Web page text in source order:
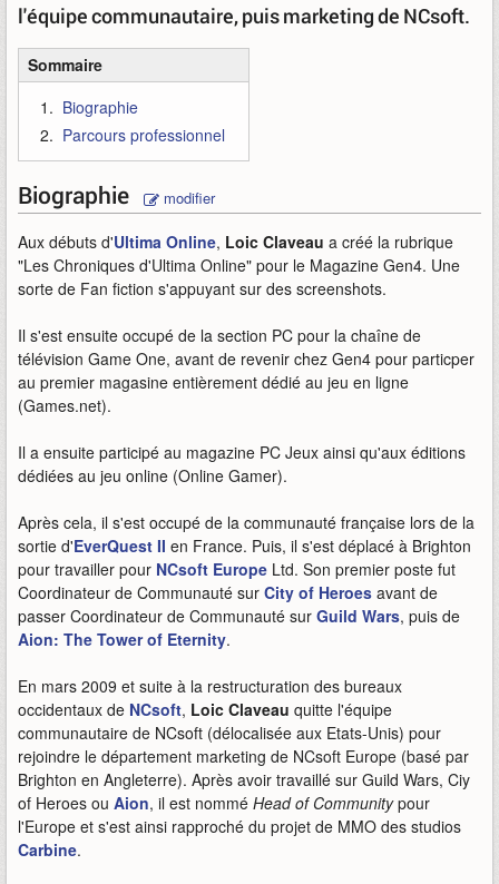
l'équipe communautaire, puis marketing de NCsoft.
Sommaire
Biographie
Parcours professionnel
Biographie modifier
Aux débuts d'Ultima Online, Loic Claveau a créé la rubrique
"Les Chroniques d'Ultima Online" pour le Magazine Gen4. Une
sorte de Fan fiction s'appuyant sur des screenshots.
Il s'est ensuite occupé de la section PC pour la chaîne de
télévision Game One, avant de revenir chez Gen4 pour particper
au premier magasine entièrement dédié au jeu en ligne
(Games.net).
Il a ensuite participé au magazine PC Jeux ainsi qu'aux éditions
dédiées au jeu online (Online Gamer).
Après cela, il s'est occupé de la communauté française lors de la
sortie d'EverQuest II en France. Puis, il s'est déplacé à Brighton
pour travailler pour NCsoft Europe Ltd. Son premier poste fut
Coordinateur de Communauté sur City of Heroes avant de
passer Coordinateur de Communauté sur Guild Wars, puis de
Aion: The Tower of Eternity.
En mars 2009 et suite à la restructuration des bureaux
occidentaux de NCsoft, Loic Claveau quitte l'équipe
communautaire de NCsoft (délocalisée aux Etats-Unis) pour
rejoindre le département marketing de NCsoft Europe (basé par
Brighton en Angleterre). Après avoir travaillé sur Guild Wars, Ciy
of Heroes ou Aion, il est nommé Head of Communitypour
l'Europe et s'est ainsi rapproché du projet de MMO des studios
Carbine.